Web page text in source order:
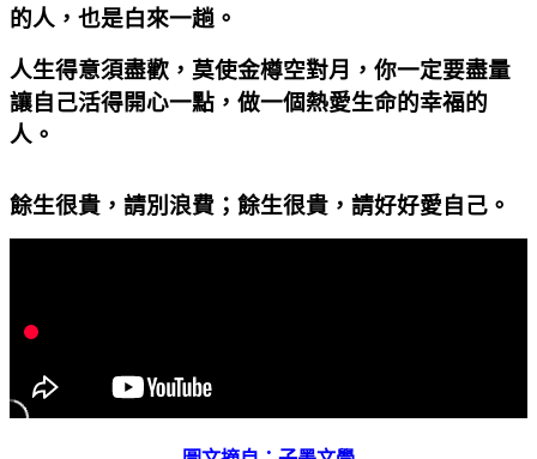
的人，也是白來一趟。
人生得意須盡歡，莫使金樽空對月，你一定要盡量
讓自己活得開心一點，做一個熱愛生命的幸福的
人。
餘生很貴，請別浪費；餘生很貴，請好好愛自己。